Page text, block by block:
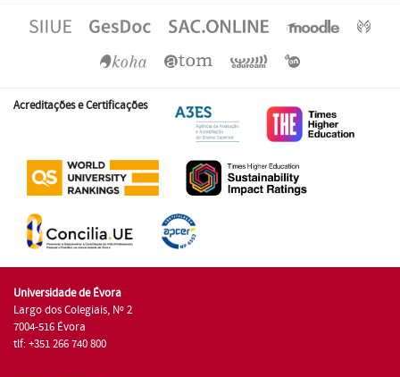
Acreditações e Certificações
Universidade de Évora
Largo dos Colegiais, Nº 2
7004-516 Évora
tlf: +351 266 740 800